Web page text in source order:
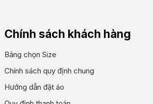
Chính sách khách hàng
Bảng chọn Size
Chính sách quy định chung
Hướng dẫn đặt áo